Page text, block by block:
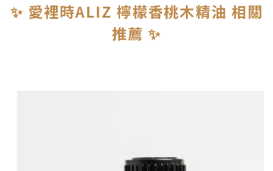
✨ 愛裡時ALIZ 檸檬香桃木精油 相關
推薦 ✨